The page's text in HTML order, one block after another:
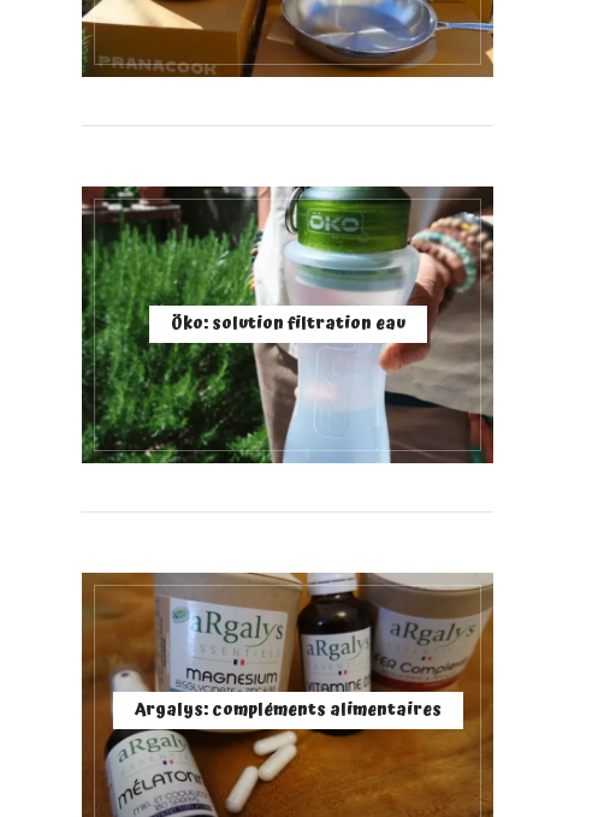
Öko: solution filtration eau
Argalys: compléments alimentaires